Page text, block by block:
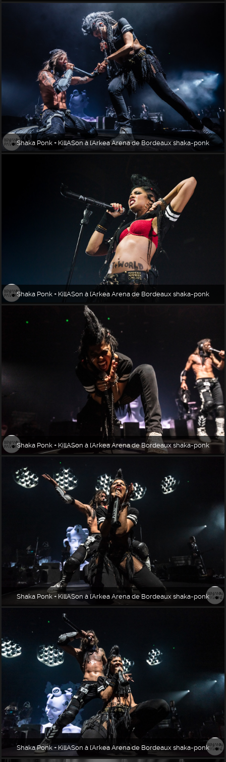
Shaka Ponk + KillASon à l'Arkea Arena de Bordeaux shaka-ponk
Shaka Ponk + KillASon à l'Arkea Arena de Bordeaux shaka-ponk
Shaka Ponk + KillASon à l'Arkea Arena de Bordeaux shaka-ponk
Shaka Ponk + KillASon à l'Arkea Arena de Bordeaux shaka-ponk
Shaka Ponk + KillASon à l'Arkea Arena de Bordeaux shaka-ponk